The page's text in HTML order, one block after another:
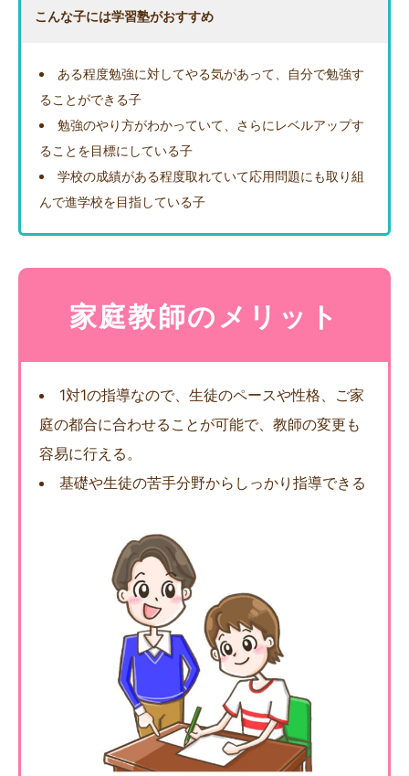
こんな子には学習塾がおすすめ
ある程度勉強に対してやる気があって、自分で勉強す
ることができる子
勉強のやり方がわかっていて、さらにレベルアップす
ることを目標にしている子
学校の成績がある程度取れていて応用問題にも取り組
んで進学校を目指している子
家庭教師のメリット
1対1の指導なので、生徒のペースや性格、ご家
庭の都合に合わせることが可能で、教師の変更も
容易に行える。
基礎や生徒の苦手分野からしっかり指導できる